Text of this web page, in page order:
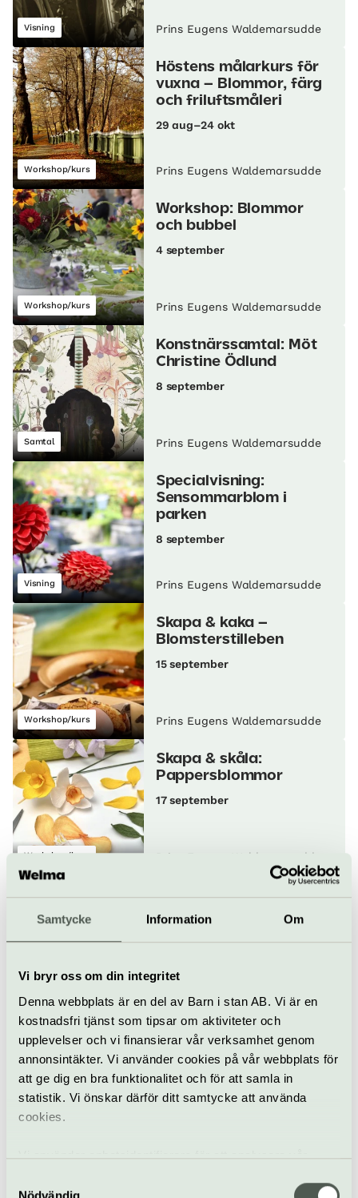
Samtycke Information Om
Vi bryr oss om din integritet
Denna webbplats är en del av Barn i stan AB. Vi är en
kostnadsfri tjänst som tipsar om aktiviteter och
upplevelser och vi finansierar vår verksamhet genom
annonsintäkter. Vi använder cookies på vår webbplats för
att ge dig en bra funktionalitet och för att samla in
statistik. Vi önskar därför ditt samtycke att använda
cookies.
Vi använder enhetsidentifierare för att analysera vår
samt tillhandahålla funktioner för sociala medier. Vi
Visning Prins Eugens Waldemarsudde
Workshop/kurs
Höstens målarkurs för
vuxna – Blommor, färg
och friluftsmåleri
29 aug–24 okt
Prins Eugens Waldemarsudde
Workshop/kurs
Workshop: Blommor
och bubbel
4 september
Prins Eugens Waldemarsudde
Samtal
Konstnärssamtal: Möt
Christine Ödlund
8 september
Prins Eugens Waldemarsudde
Visning
Specialvisning:
Sensommarblom i
parken
8 september
Prins Eugens Waldemarsudde
Workshop/kurs
Skapa & kaka –
Blomsterstilleben
15 september
Prins Eugens Waldemarsudde
Workshop/kurs
Skapa & skåla:
Pappersblommor
17 september
Prins Eugens Waldemarsudde
Visning
Specialvisning:
Blomstermotiv ur
Prins Eugens Waldemarsudde
Trädgårdsdagar
19 september